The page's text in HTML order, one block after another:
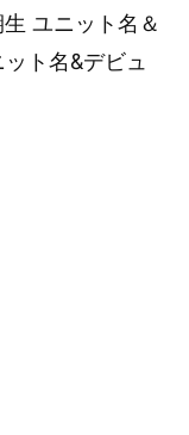
ユニット名＆
ト名&デビュ